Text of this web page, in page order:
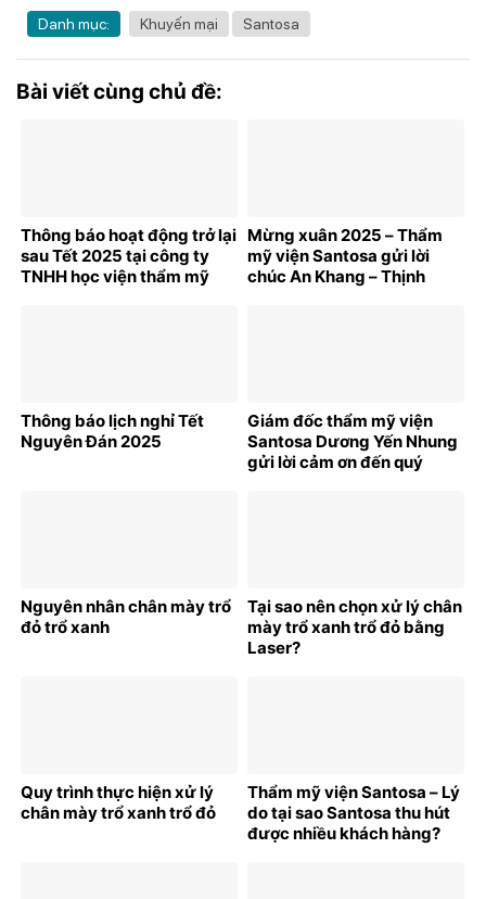
Danh mục: Khuyến mại Santosa
Bài viết cùng chủ đề:
Thông báo hoạt động trở lại
sau Tết 2025 tại công ty
TNHH học viện thẩm mỹ
Mừng xuân 2025 – Thẩm
mỹ viện Santosa gửi lời
chúc An Khang – Thịnh
Thông báo lịch nghỉ Tết
Nguyên Đán 2025
Giám đốc thẩm mỹ viện
Santosa Dương Yến Nhung
gửi lời cảm ơn đến quý
Nguyên nhân chân mày trổ
đỏ trổ xanh
Tại sao nên chọn xử lý chân
mày trổ xanh trổ đỏ bằng
Laser?
Quy trình thực hiện xử lý
chân mày trổ xanh trổ đỏ
Thẩm mỹ viện Santosa – Lý
do tại sao Santosa thu hút
được nhiều khách hàng?